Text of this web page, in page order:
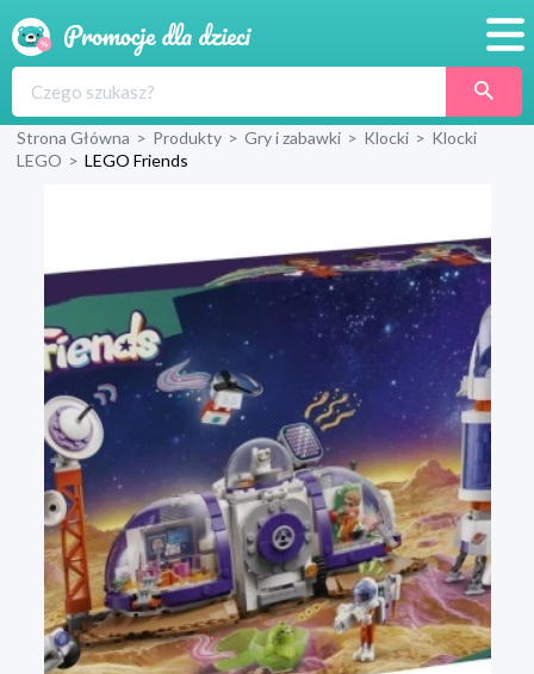
Produkty
Blog
Strona Główna > Produkty > Gry i zabawki > Klocki > Klocki
LEGO > LEGO Friends